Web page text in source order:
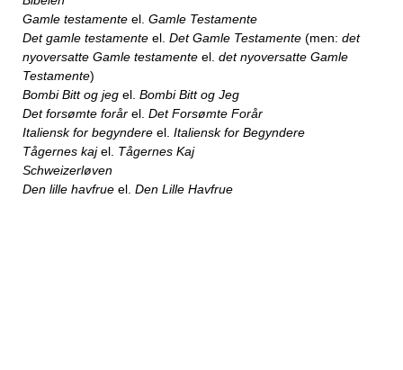
Gamle testamente el. Gamle Testamente
Det gamle testamente el. Det Gamle Testamente (men: det
nyoversatte Gamle testamente el. det nyoversatte Gamle
Testamente)
Bombi Bitt og jeg el. Bombi Bitt og Jeg
Det forsømte forår el. Det Forsømte Forår
Italiensk for begyndere el. Italiensk for Begyndere
Tågernes kajel. Tågernes Kaj
Schweizerløven
Den lille havfrue el. Den Lille Havfrue